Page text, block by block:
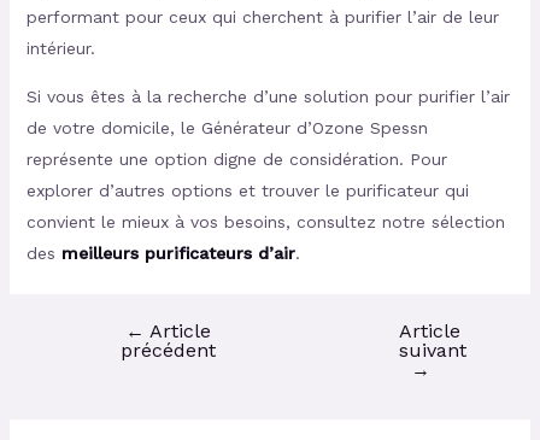
performant pour ceux qui cherchent à purifier l’air de leur
intérieur.
Si vous êtes à la recherche d’une solution pour purifier l’air
de votre domicile, le Générateur d’Ozone Spessn
représente une option digne de considération. Pour
explorer d’autres options et trouver le purificateur qui
convient le mieux à vos besoins, consultez notre sélection
des meilleurs purificateurs d’air.
← Article
précédent
Article
suivant
→